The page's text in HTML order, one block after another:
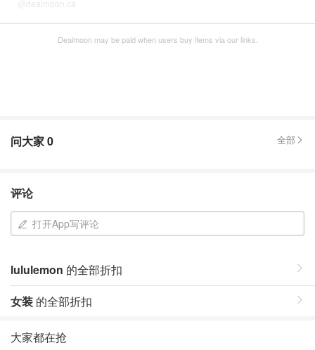
@dealmoon.ca
Dealmoon may be paid when users buy items via our links.
问大家0 全部
评论
打开App写评论
lululemon 的全部折扣
女装 的全部折扣
大家都在抢